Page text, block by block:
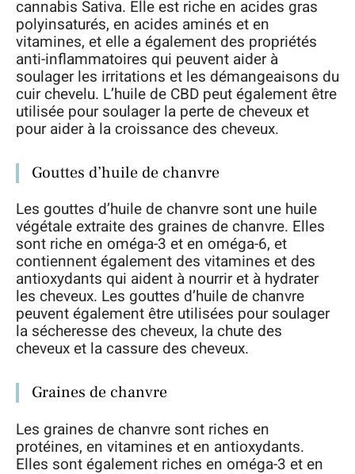
cannabis Sativa. Elle est riche en acides gras
polyinsaturés, en acides aminés et en
vitamines, et elle a également des propriétés
anti-inflammatoires qui peuvent aider à
soulager les irritations et les démangeaisons du
cuir chevelu. L’huile de CBD peut également être
utilisée pour soulager la perte de cheveux et
pour aider à la croissance des cheveux.
Gouttes d’huile de chanvre
Les gouttes d’huile de chanvre sont une huile
végétale extraite des graines de chanvre. Elles
sont riche en oméga-3 et en oméga-6, et
contiennent également des vitamines et des
antioxydants qui aident à nourrir et à hydrater
les cheveux. Les gouttes d’huile de chanvre
peuvent également être utilisées pour soulager
la sécheresse des cheveux, la chute des
cheveux et la cassure des cheveux.
Graines de chanvre
Les graines de chanvre sont riches en
protéines, en vitamines et en antioxydants.
Elles sont également riches en oméga-3 et en